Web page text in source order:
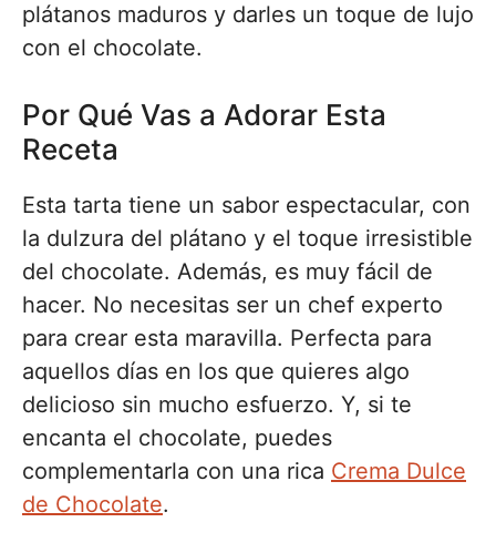
plátanos maduros y darles un toque de lujo
con el chocolate.
Por Qué Vas a Adorar Esta
Receta
Esta tarta tiene un sabor espectacular, con
la dulzura del plátano y el toque irresistible
del chocolate. Además, es muy fácil de
hacer. No necesitas ser un chef experto
para crear esta maravilla. Perfecta para
aquellos días en los que quieres algo
delicioso sin mucho esfuerzo. Y, si te
encanta el chocolate, puedes
complementarla con una rica Crema Dulce
de Chocolate.